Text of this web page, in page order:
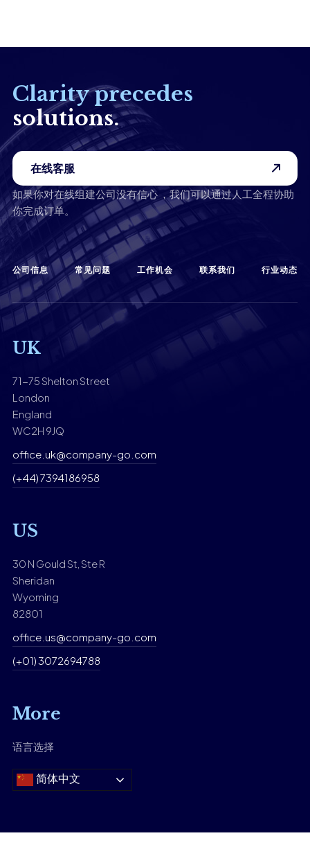
Clarity precedes
solutions.
在线客服
如果你对在线组建公司没有信心 ，我们可以通过人工全程协助
你完成订单。
公司信息 常见问题 工作机会 联系我们 行业动态
UK
71-75 Shelton Street
London
England
WC2H 9JQ
office.uk@company-go.com
(+44) 7394186958
US
30 N Gould St, Ste R
Sheridan
Wyoming
82801
office.us@company-go.com
(+01) 3072694788
More
语言选择
简体中文